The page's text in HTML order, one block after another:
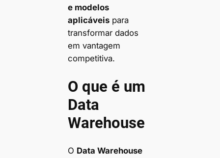
e modelos
aplicáveispara
transformar dados
em vantagem
competitiva.
O que é um
Data
Warehouse
O Data Warehouse